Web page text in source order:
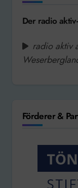
Der radio
radio aktiv
Förderer &